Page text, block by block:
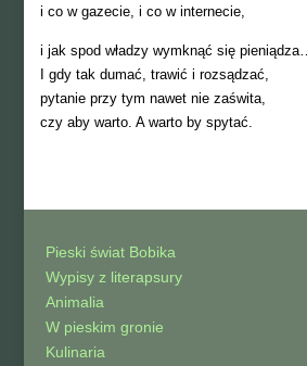
i co w gazecie, i co w internecie,
i jak spod władzy wymknąć się pieniądza…
I gdy tak dumać, trawić i rozsądzać,
pytanie przy tym nawet nie zaświta,
czy aby warto. A warto by spytać.
Pieski świat Bobika
Wypisy z literapsury
Animalia
W pieskim gronie
Kulinaria